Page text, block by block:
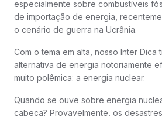
especialmente sobre combustíveis
de importação de energia,
o cenário de guerra na Ucrânia.
Com o tema em alta, nosso Inter Dica
alternativa de energia notoriamente
muito polêmica: a energia nuclear.
Quando se ouve sobre energia
cabeça? Provavelmente, os